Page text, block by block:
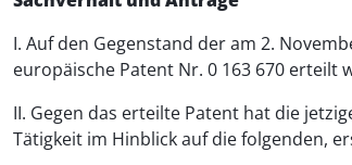
I. Auf den Gegenstand der am 2.
europäische Patent Nr. 0 163 670 erteilt
II. Gegen das erteilte Patent hat die
Tätigkeit im Hinblick auf die folgenden,